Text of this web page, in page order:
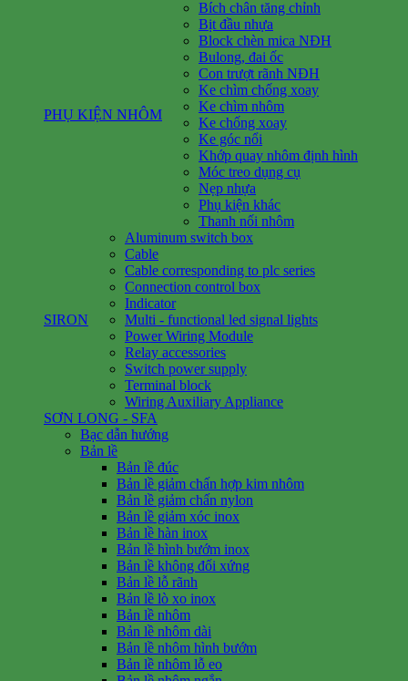
PHỤ KIỆN NHÔM
Bích chân tăng chỉnh
Bịt đầu nhựa
Block chèn mica NĐH
Bulong, đai ốc
Con trượt rãnh NĐH
Ke chìm chống xoay
Ke chìm nhôm
Ke chống xoay
Ke góc nổi
Khớp quay nhôm định hình
Móc treo dụng cụ
Nẹp nhựa
Phụ kiện khác
Thanh nối nhôm
SIRON
Aluminum switch box
Cable
Cable corresponding to plc series
Connection control box
Indicator
Multi - functional led signal lights
Power Wiring Module
Relay accessories
Switch power supply
Terminal block
Wiring Auxiliary Appliance
SƠN LONG - SFA
Bạc dẫn hướng
Bản lề
Bản lề đúc
Bản lề giảm chấn hợp kim nhôm
Bản lề giảm chấn nylon
Bản lề giảm xóc inox
Bản lề hàn inox
Bản lề hình bướm inox
Bản lề không đối xứng
Bản lề lỗ rãnh
Bản lề lò xo inox
Bản lề nhôm
Bản lề nhôm dài
Bản lề nhôm hình bướm
Bản lề nhôm lỗ eo